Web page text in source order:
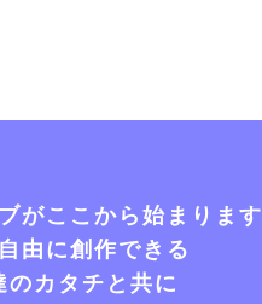
がここから始まります
由に創作できる
カタチと共に